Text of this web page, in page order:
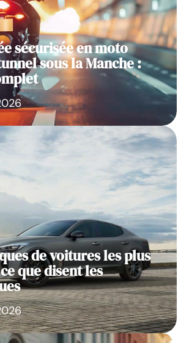
sécurisée en moto
sous la Manche :
de voitures les plus
que disent les